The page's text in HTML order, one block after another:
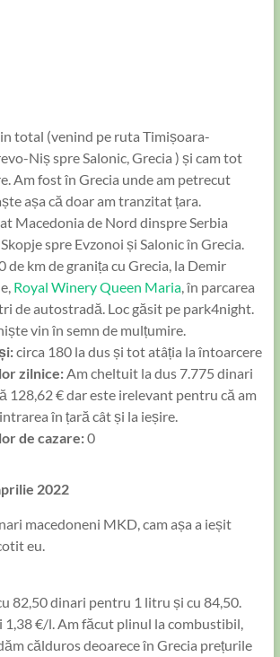
total (venind pe ruta Timișoara-
Niș spre Salonic, Grecia ) și cam tot
Am fost în Grecia unde am petrecut
așa că doar am tranzitat țara.
Macedonia de Nord dinspre Serbia
spre Evzonoi și Salonic în Grecia.
km de granița cu Grecia, la Demir
Royal Winery Queen Maria, în parcarea
de autostradă. Loc găsit pe park4night.
vin în semn de mulțumire.
circa 180 la dus și tot atâția la întoarcere
zilnice:Am cheltuit la dus 7.775 dinari
128,62 € dar este irelevant pentru că am
în țară cât și la ieșire.
de cazare:0
2022
macedoneni MKD, cam așa a ieșit
eu.
82,50 dinari pentru 1 litru și cu 84,50.
1,38 €/l. Am făcut plinul la combustibil,
călduros deoarece în Grecia prețurile